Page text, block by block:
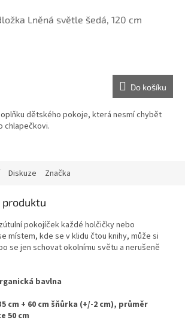
Lněná světle šedá, 120 cm
Do košíku
dětského pokoje, která nesmí chybět
chlapečkovi.
Diskuze Značka
produktu
pokojíček každé holčičky nebo
místem, kde se v klidu čtou knihy, může si
se jen schovat okolnímu světu a nerušeně
bavlna
cm + 60 cm šňůrka (+/-2 cm), průměr
50 cm